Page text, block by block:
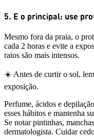
5. E o principal: use
Mesmo fora da praia, o
cada 2 horas e evite a
raios são mais intensos.
☀️ Antes de curtir o sol,
exposição.
Perfume, ácidos e
esses hábitos e mantenha
Se notar pintinhas,
dermatologista. Cuidar